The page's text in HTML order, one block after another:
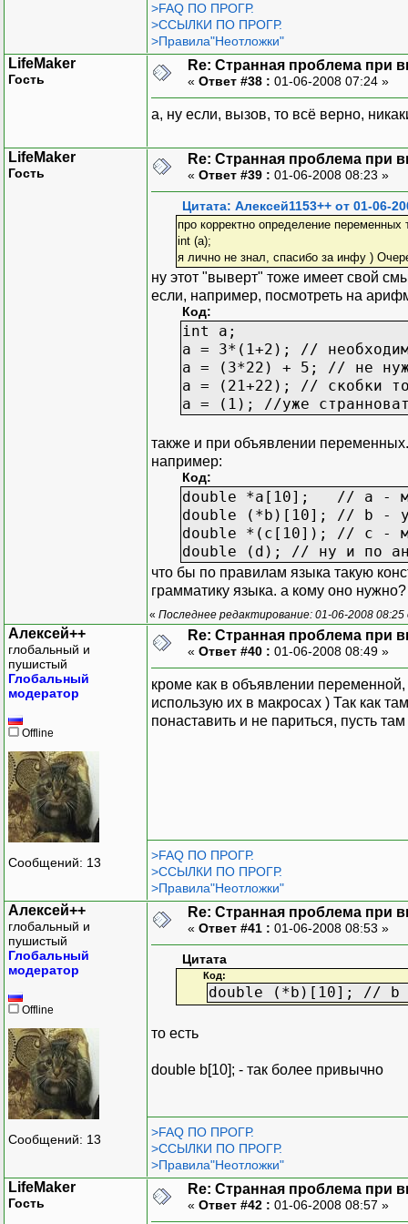
>FAQ ПО ПРОГР.
>ССЫЛКИ ПО ПРОГР.
>Правила"Неотложки"
LifeMaker
Гость
Re: Странная проблема при
« Ответ #38 : 01-06-2008 07:24 »
а, ну если, вызов, то всё верно,
LifeMaker
Гость
Re: Странная проблема при
« Ответ #39 : 01-06-2008 08:23 »
Цитата: Алексей1153++ от 01-06-
про корректно определение переменных
int (a);
я лично не знал, спасибо за инфу )
ну этот "выверт" тоже имеет свой
если, например, посмотреть на
Код:
int a;
a = 3*(1+2); //
a = (3*22) + 5; // не
a = (21+22); // скобки
a = (1); //уже
также и при объявлении
например:
Код:
double *a[10]; // a -
double (*b)[10]; // b -
double *(с[10]); // с -
double (d); // ну и по
что бы по правилам языка такую
грамматику языка. а кому оно нужно?
« Последнее редактирование: 01-06-2008
Алексей++
глобальный и
пушистый
Глобальный
модератор
Offline
Сообщений: 13
Re: Странная проблема при
« Ответ #40 : 01-06-2008 08:49 »
кроме как в объявлении
использую их в макросах ) Так как
понаставить и не париться, пусть
>FAQ ПО ПРОГР.
>ССЫЛКИ ПО ПРОГР.
>Правила"Неотложки"
Алексей++
глобальный и
пушистый
Глобальный
модератор
Offline
Сообщений: 13
Re: Странная проблема при
« Ответ #41 : 01-06-2008 08:53 »
Цитата
Код:
double (*b)[10]; // b -
то есть
double b[10]; - так более привычно
>FAQ ПО ПРОГР.
>ССЫЛКИ ПО ПРОГР.
>Правила"Неотложки"
LifeMaker
Гость
Re: Странная проблема при
« Ответ #42 : 01-06-2008 08:57 »